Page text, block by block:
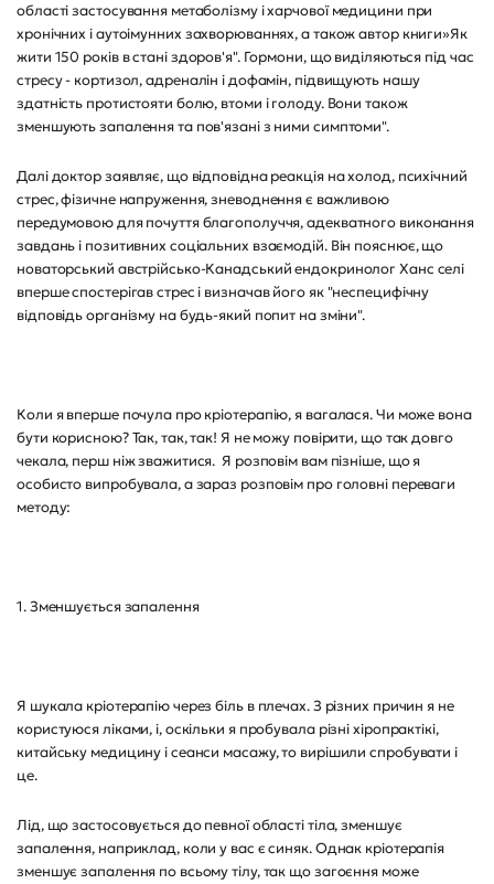
області застосування метаболізму і харчової медицини при
хронічних і аутоімунних захворюваннях, а також автор книги»Як
жити 150 років в стані здоров'я". Гормони, що виділяються під час
стресу - кортизол, адреналін і дофамін, підвищують нашу
здатність протистояти болю, втоми і голоду. Вони також
зменшують запалення та пов'язані з ними симптоми".
Далі доктор заявляє, що відповідна реакція на холод, психічний
стрес, фізичне напруження, зневоднення є важливою
передумовою для почуття благополуччя, адекватного виконання
завдань і позитивних соціальних взаємодій. Він пояснює, що
новаторський австрійсько-Канадський ендокринолог Ханс селі
вперше спостерігав стрес і визначав його як "неспецифічну
відповідь організму на будь-який попит на зміни".
Коли я вперше почула про кріотерапію, я вагалася. Чи може вона
бути корисною? Так, так, так! Я не можу повірити, що так довго
чекала, перш ніж зважитися. Я розповім вам пізніше, що я
особисто випробувала, а зараз розповім про головні переваги
методу:
1. Зменшується запалення
Я шукала кріотерапію через біль в плечах. З різних причин я не
користуюся ліками, і, оскільки я пробувала різні хіропрактікі,
китайську медицину і сеанси масажу, то вирішили спробувати і
це.
Лід, що застосовується до певної області тіла, зменшує
запалення, наприклад, коли у вас є синяк. Однак кріотерапія
зменшує запалення по всьому тілу, так що загоєння може